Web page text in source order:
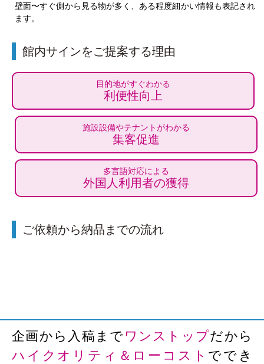
壁面〜すぐ側から見る物が多く、ある程度細かい情報も表記され
ます。
館内サインをご提案する理由
目的地がすぐわかる
利便性向上
施設設備やテナントがわかる
集客促進
多言語対応による
外国人利用者の獲得
ご依頼から納品までの流れ
企画から入稿まで ワンストップだから
ハイクオリティ＆ローコスト ででき